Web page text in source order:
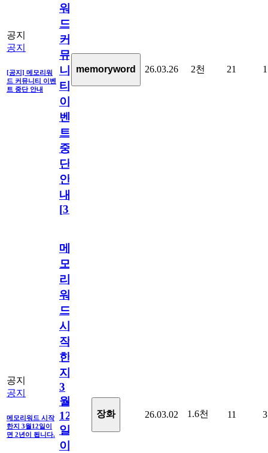
공지
공지
[공지] 메모리워
드 커뮤니티 이벤
트 중단 안내
워
드
커
뮤
니
티
이
벤
트
중
단
안
내
[31
memoryword 26.03.26 2천 21 1
공지
공지
메모리워드 시작
한지 3월12일이
면 2년이 됩니다.
메
모
리
워
드
시
작
한
지
3
월
12
일
이
장화 26.03.02 1.6천 11 3